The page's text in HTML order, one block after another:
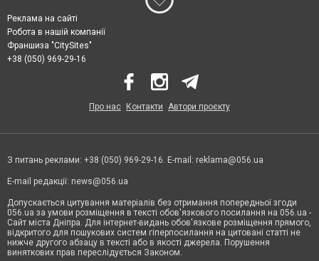
Реклама на сайті
Робота в нашій компанії
Франшиза "CitySites"
+38 (050) 969-29-16
Про нас Контакти Автори проєкту
З питань реклами: +38 (050) 969-29-16. E-mail: reklama@056.ua
E-mail редакції: news@056.ua
Допускається цитування матеріалів без отримання попередньої згоди
056.ua за умови розміщення в тексті обов'язкового посилання на 056.ua -
Сайт міста Дніпра. Для інтернет-видань обов'язкове розміщення прямого,
відкритого для пошукових систем гіперпосилання на цитовані статті не
нижче другого абзацу в тексті або в якості джерела. Порушення
виняткових прав переслідується Законом.